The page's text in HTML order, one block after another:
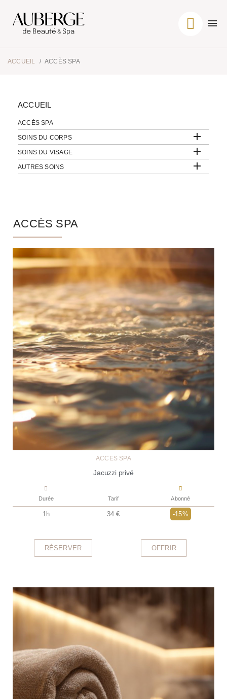
ACCUEIL ACCÈS SPA
ACCUEIL
ACCÈS SPA
SOINS DU CORPS 
SOINS DU VISAGE 
AUTRES SOINS 
ACCÈS SPA
ACCÈS SPA
Jacuzzi privé
Durée Tarif Abonné
1h 34 € -15%
RÉSERVER OFFRIR